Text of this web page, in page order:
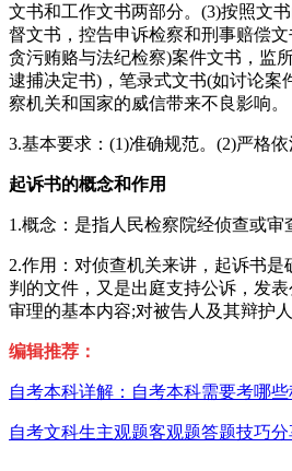
文书和工作文书两部分。(3)按照文
督文书，控告申诉检察和刑事赔偿
贪污贿赂与法纪检察)案件文书，监
逮捕决定书)，笔录式文书(如讨论
察机关和国家的威信带来不良影响。
3.基本要求：(1)准确规范。(2)严格
起诉书的概念和作用
1.概念：是指人民检察院经侦查或
2.作用：对侦查机关来讲，起诉书
判的文件，又是出庭支持公诉，发
审理的基本内容;对被告人及其辩护
编辑推荐：
自考本科详解：自考本科需要考哪些
自考文科生主观题客观题答题技巧分